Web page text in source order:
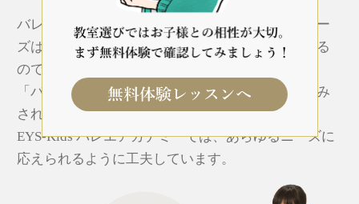
バレエをやってみたいと思うお子様、親御様のニー
ズはさまざまです。「いろいろな習い事をしている
ので、まずは試しにやってみたい」という方や、
「バレエが大好きなので最初からしっかお取り組み
されたい方」までいろいろです。
EYS-Kids バレエアカデミーでは、あらゆるニーズに
応えられるように工夫しています。